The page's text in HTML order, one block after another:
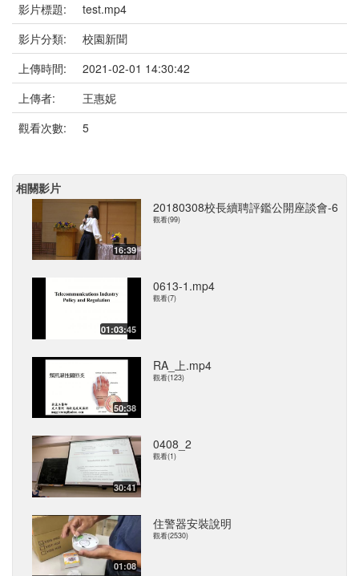
影片標題:
test.mp4
影片分類:
校園新聞
上傳時間:
2021-02-01 14:30:42
上傳者:
王惠妮
觀看次數:
5
相關影片
16:39
20180308校長續聘評鑑公開座談會-6
觀看(99)
01:03:45
0613-1.mp4
觀看(7)
50:38
RA_上.mp4
觀看(123)
30:41
0408_2
觀看(1)
01:08
住警器安裝說明
觀看(2530)